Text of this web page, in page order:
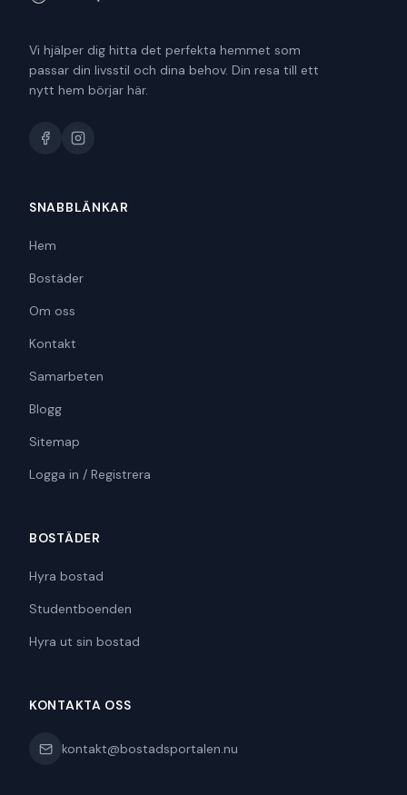
Vi hjälper dig hitta det perfekta hemmet som
passar din livsstil och dina behov. Din resa till ett
nytt hem börjar här.
SNABBLÄNKAR
Hem
Bostäder
Om oss
Kontakt
Samarbeten
Blogg
Sitemap
Logga in / Registrera
BOSTÄDER
Hyra bostad
Studentboenden
Hyra ut sin bostad
KONTAKTA OSS
kontakt@bostadsportalen.nu